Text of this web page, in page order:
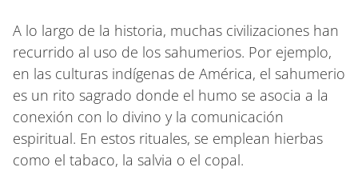
A lo largo de la historia, muchas civilizaciones han
recurrido al uso de los sahumerios. Por ejemplo,
en las culturas indígenas de América, el sahumerio
es un rito sagrado donde el humo se asocia a la
conexión con lo divino y la comunicación
espiritual. En estos rituales, se emplean hierbas
como el tabaco, la salvia o el copal.